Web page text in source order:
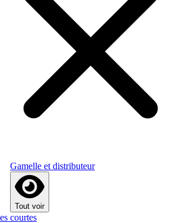
Gamelle et distributeur
Tout voir
courtes